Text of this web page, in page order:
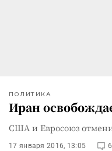
ПОЛИТИКА
Иран
США и Евросоюз
17 января 2016, 13:05